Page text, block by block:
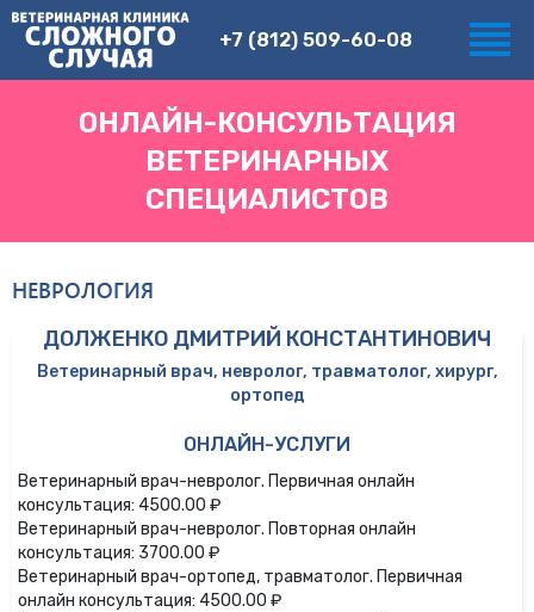
+7 (812) 509-60-08
ОНЛАЙН-КОНСУЛЬТАЦИЯ
ВЕТЕРИНАРНЫХ
СПЕЦИАЛИСТОВ
НЕВРОЛОГИЯ
ДОЛЖЕНКО ДМИТРИЙ КОНСТАНТИНОВИЧ
Ветеринарный врач, невролог, травматолог, хирург,
ортопед
ОНЛАЙН-УСЛУГИ
Ветеринарный врач-невролог. Первичная онлайн
консультация: 4500.00 ₽
Ветеринарный врач-невролог. Повторная онлайн
консультация: 3700.00 ₽
Ветеринарный врач-ортопед, травматолог. Первичная
онлайн консультация: 4500.00 ₽